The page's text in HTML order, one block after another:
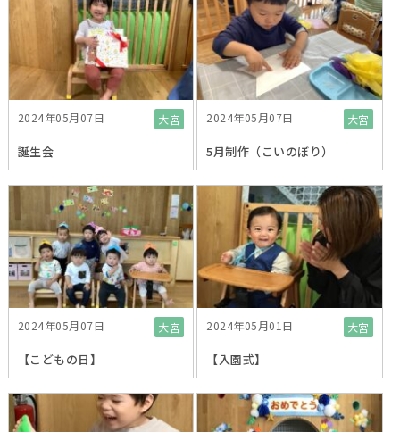
大宮
2024年05月07日
誕生会
大宮
2024年05月07日
5月制作（こいのぼり）
大宮
2024年05月07日
【こどもの日】
大宮
2024年05月01日
【入園式】